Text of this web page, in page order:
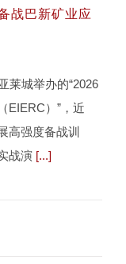
备战巴新矿
战巴新矿业应
莱城举办的“2026
EIERC）”，近
高强度备战训
战演 [...]